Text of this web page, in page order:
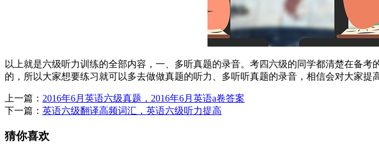
以上就是六级听力训练的全部内容，一、多听真题的录音。考四六级的同学都清楚在备
的，所以大家想要练习就可以多去做做真题的听力、多听听真题的录音，相信会对大家
上一篇： 2016年6月英语六级真题，2016年6月英语a卷答案
下一篇： 英语六级翻译高频词汇，英语六级听力提高
猜你喜欢